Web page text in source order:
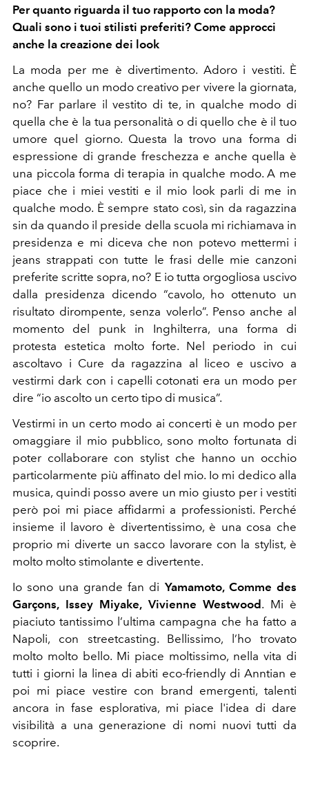
Per quanto riguarda il tuo rapporto con la moda?
Quali sono i tuoi stilisti preferiti? Come approcci
anche la creazione dei look
La moda per me è divertimento. Adoro i vestiti. È
anche quello un modo creativo per vivere la giornata,
no? Far parlare il vestito di te, in qualche modo di
quella che è la tua personalità o di quello che è il tuo
umore quel giorno. Questa la trovo una forma di
espressione di grande freschezza e anche quella è
una piccola forma di terapia in qualche modo. A me
piace che i miei vestiti e il mio look parli di me in
qualche modo. È sempre stato così, sin da ragazzina
sin da quando il preside della scuola mi richiamava in
presidenza e mi diceva che non potevo mettermi i
jeans strappati con tutte le frasi delle mie canzoni
preferite scritte sopra, no? E io tutta orgogliosa uscivo
dalla presidenza dicendo “cavolo, ho ottenuto un
risultato dirompente, senza volerlo”. Penso anche al
momento del punk in Inghilterra,
una forma di
protesta estetica molto forte. Nel periodo in cui
ascoltavo i Cure da ragazzina al liceo e uscivo a
vestirmi dark con i capelli cotonati era un modo per
dire “io ascolto un certo tipo di musica”.
Vestirmi in un certo modo ai concerti è un modo per
omaggiare il mio pubblico, sono molto fortunata di
poter collaborare con stylist che hanno un occhio
particolarmente più affinato del mio. Io mi dedico alla
musica, quindi posso avere un mio giusto per i vestiti
però poi mi piace affidarmi a professionisti. Perché
insieme il lavoro è divertentissimo, è una cosa che
proprio mi diverte un sacco lavorare con la stylist, è
molto molto stimolante e divertente.
Io sono una grande fan di Yamamoto, Comme des
Garçons, Issey Miyake, Vivienne Westwood . Mi è
piaciuto tantissimo l’ultima campagna che ha fatto a
Napoli, con streetcasting. Bellissimo, l’ho trovato
molto molto bello. Mi piace moltissimo, nella vita di
tutti i giorni la linea di abiti eco-friendly di Anntian e
poi mi piace vestire con brand emergenti, talenti
ancora in fase esplorativa, mi piace l'idea di dare
visibilità a una generazione di nomi nuovi tutti da
scoprire.